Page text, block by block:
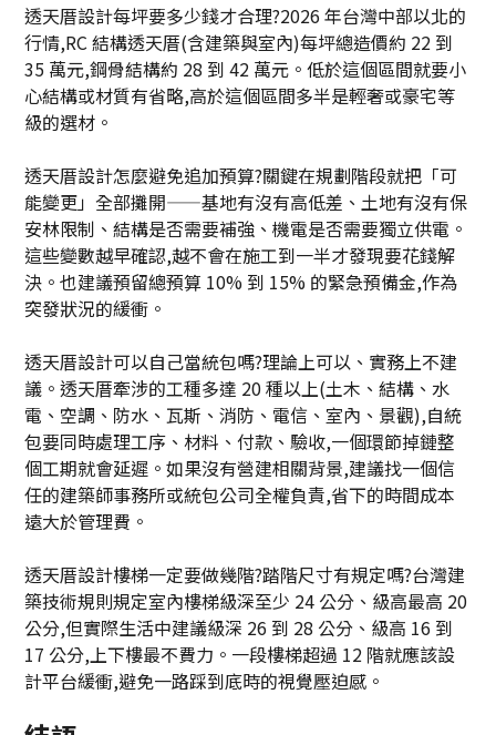
透天厝設計每坪要多少錢才合理?2026 年台灣中部以北的
行情,RC 結構透天厝(含建築與室內)每坪總造價約 22 到
35 萬元,鋼骨結構約 28 到 42 萬元。低於這個區間就要小
心結構或材質有省略,高於這個區間多半是輕奢或豪宅等
級的選材。
透天厝設計怎麼避免追加預算?關鍵在規劃階段就把「可
能變更」全部攤開——基地有沒有高低差、土地有沒有保
安林限制、結構是否需要補強、機電是否需要獨立供電。
這些變數越早確認,越不會在施工到一半才發現要花錢解
決。也建議預留總預算 10% 到 15% 的緊急預備金,作為
突發狀況的緩衝。
透天厝設計可以自己當統包嗎?理論上可以、實務上不建
議。透天厝牽涉的工種多達 20 種以上(土木、結構、水
電、空調、防水、瓦斯、消防、電信、室內、景觀),自統
包要同時處理工序、材料、付款、驗收,一個環節掉鏈整
個工期就會延遲。如果沒有營建相關背景,建議找一個信
任的建築師事務所或統包公司全權負責,省下的時間成本
遠大於管理費。
透天厝設計樓梯一定要做幾階?踏階尺寸有規定嗎?台灣建
築技術規則規定室內樓梯級深至少 24 公分、級高最高 20
公分,但實際生活中建議級深 26 到 28 公分、級高 16 到
17 公分,上下樓最不費力。一段樓梯超過 12 階就應該設
計平台緩衝,避免一路踩到底時的視覺壓迫感。